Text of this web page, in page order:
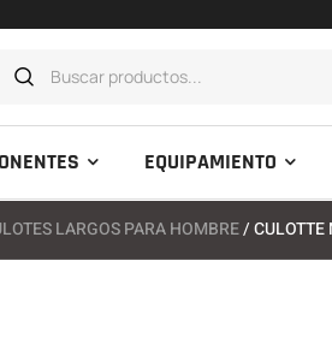
EQUIPAMIENTO
LARGOS PARA HOMBRE/ CULOTTE